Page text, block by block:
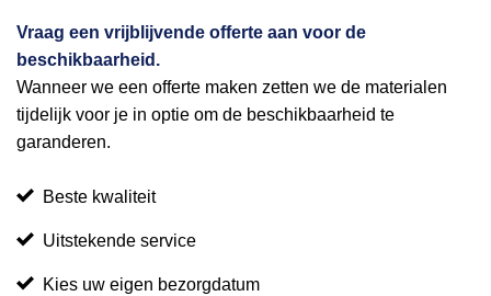
Vraag een vrijblijvende offerte aan voor de
beschikbaarheid.
Wanneer we een offerte maken zetten we de materialen
tijdelijk voor je in optie om de beschikbaarheid te
garanderen.
Beste kwaliteit
Uitstekende service
Kies uw eigen bezorgdatum